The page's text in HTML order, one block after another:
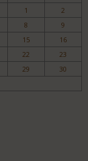
1
2
8
9
15
16
22
23
29
30